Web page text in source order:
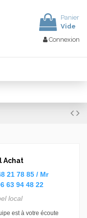
Panier
Vide
Connexion
Achat
21 78 85 / Mr
63 94 48 22
local
est à votre écoute